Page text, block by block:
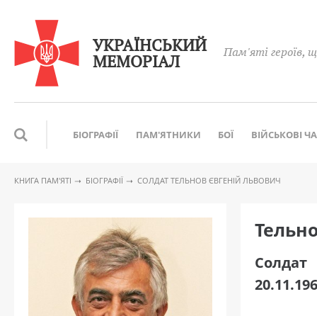
УКРАЇНСЬКИЙ
МЕМОРІАЛ Пам'яті героїв,
БІОГРАФІЇ ПАМ'ЯТНИКИ БОЇ ВІЙСЬКОВІ
КНИГА ПАМ′ЯТІ БІОГРАФІЇ CОЛДАТ ТЕЛЬНОВ ЄВГЕНІЙ ЛЬВОВИЧ
Cолдат